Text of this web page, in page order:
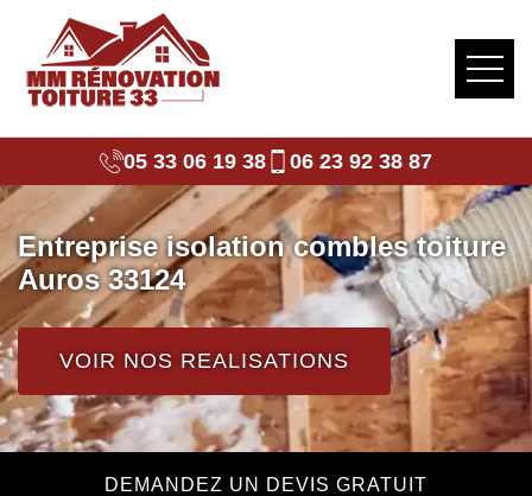
05 33 06 19 38 06 23 92 38 87
Entreprise isolation combles toiture
Auros 33124
VOIR NOS REALISATIONS
DEMANDEZ UN DEVIS GRATUIT